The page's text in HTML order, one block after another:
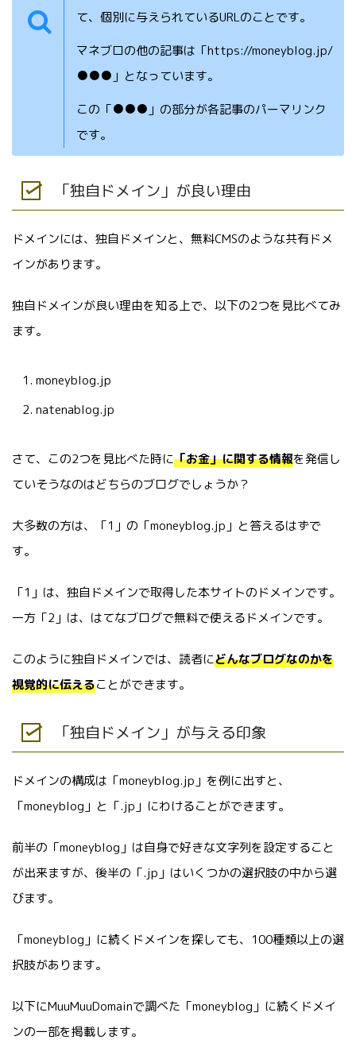
て、個別に与えられているURLのことです。
マネブロの他の記事は「https://moneyblog.jp/
●●●」となっています。
この「●●●」の部分が各記事のパーマリンク
です。
「独自ドメイン」が良い理由
ドメインには、独自ドメインと、無料CMSのような共有ドメ
インがあります。
独自ドメインが良い理由を知る上で、以下の2つを見比べてみ
ます。
moneyblog.jp
natenablog.jp
さて、この2つを見比べた時に「お金」に関する情報を発信し
ていそうなのはどちらのブログでしょうか？
大多数の方は、「1」の「moneyblog.jp」と答えるはずで
す。
「1」は、独自ドメインで取得した本サイトのドメインです。
一方「2」は、はてなブログで無料で使えるドメインです。
このように独自ドメインでは、読者にどんなブログなのかを
視覚的に伝えることができます。
「独自ドメイン」が与える印象
ドメインの構成は「moneyblog.jp」を例に出すと、
「moneyblog」と「.jp」にわけることができます。
前半の「moneyblog」は自身で好きな文字列を設定すること
が出来ますが、後半の「.jp」はいくつかの選択肢の中から選
びます。
「moneyblog」に続くドメインを探しても、100種類以上の選
択肢があります。
以下にMuuMuuDomainで調べた「moneyblog」に続くドメイ
ンの一部を掲載します。